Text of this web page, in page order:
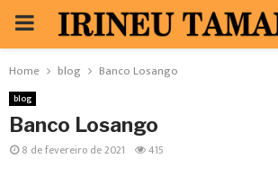
PRIMARY
MENU
Home blog Banco Losango
blog
Banco Losango
8 de fevereiro de 2021 415